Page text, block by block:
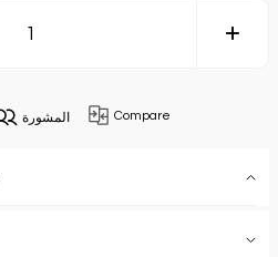
المشورة Compare